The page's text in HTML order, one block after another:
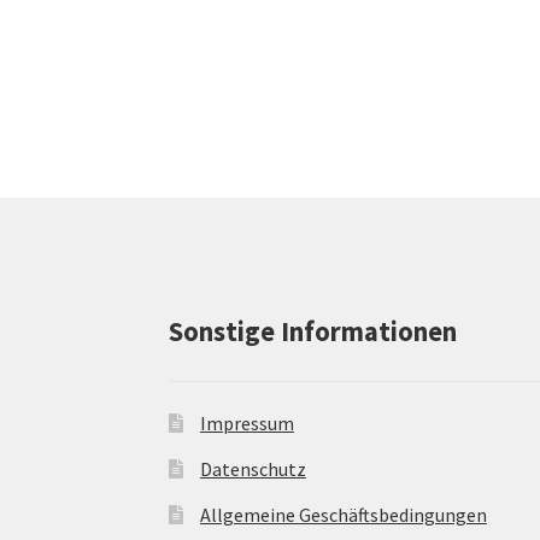
Sonstige Informationen
Impressum
Datenschutz
Allgemeine Geschäftsbedingungen